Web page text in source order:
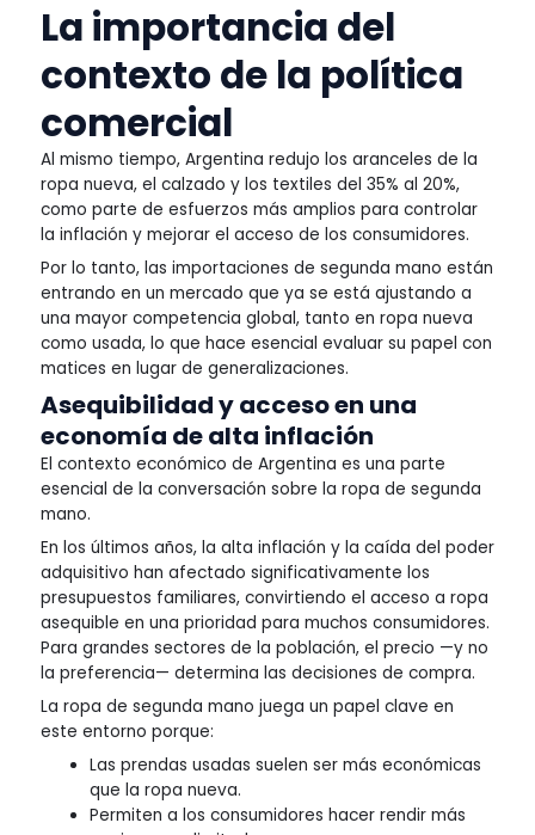
La importancia del
contexto de la política
comercial
Al mismo tiempo, Argentina redujo los aranceles de la
ropa nueva, el calzado y los textiles del 35% al 20%,
como parte de esfuerzos más amplios para controlar
la inflación y mejorar el acceso de los consumidores.
Por lo tanto, las importaciones de segunda mano están
entrando en un mercado que ya se está ajustando a
una mayor competencia global, tanto en ropa nueva
como usada, lo que hace esencial evaluar su papel con
matices en lugar de generalizaciones.
Asequibilidad y acceso en una
economía de alta inflación
El contexto económico de Argentina es una parte
esencial de la conversación sobre la ropa de segunda
mano.
En los últimos años, la alta inflación y la caída del poder
adquisitivo han afectado significativamente los
presupuestos familiares, convirtiendo el acceso a ropa
asequible en una prioridad para muchos consumidores.
Para grandes sectores de la población, el precio —y no
la preferencia— determina las decisiones de compra.
La ropa de segunda mano juega un papel clave en
este entorno porque:
Las prendas usadas suelen ser más económicas
que la ropa nueva.
Permiten a los consumidores hacer rendir más